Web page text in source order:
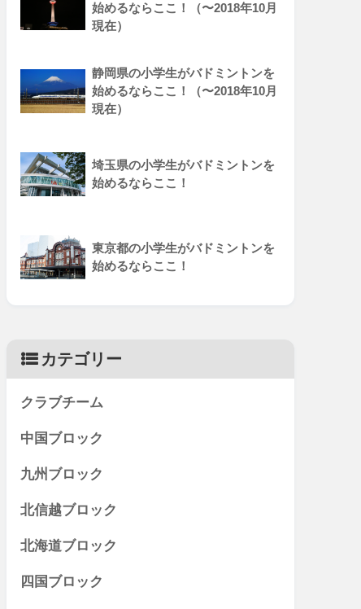
始めるならここ！（〜2018年10月
現在）
静岡県の小学生がバドミントンを
始めるならここ！（〜2018年10月
現在）
埼玉県の小学生がバドミントンを
始めるならここ！
東京都の小学生がバドミントンを
始めるならここ！
カテゴリー
クラブチーム
中国ブロック
九州ブロック
北信越ブロック
北海道ブロック
四国ブロック